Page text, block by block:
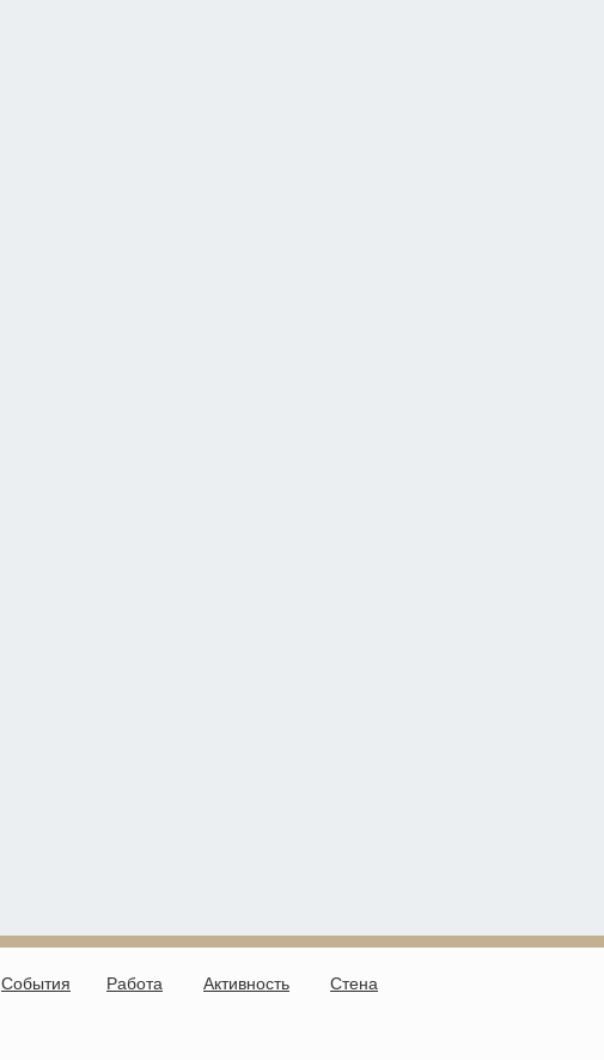
События Работа Активность Стена